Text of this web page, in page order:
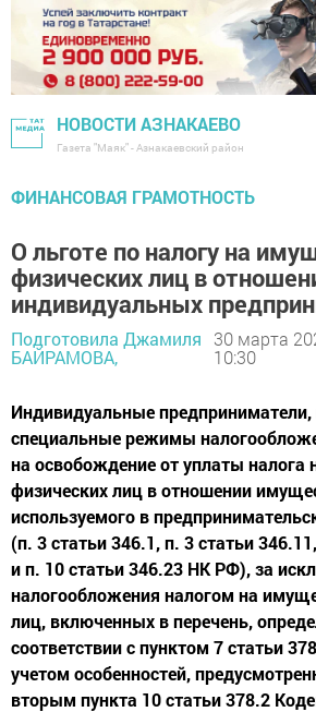
НОВОСТИ АЗНАКАЕВО
Газета "Маяк" - Азнакаевский район
ФИНАНСОВАЯ ГРАМОТНОСТЬ
О льготе по налогу на
физических лиц в
индивидуальных
Подготовила Джамиля
БАЙРАМОВА,
30 марта
10:30
Индивидуальные
специальные режимы
на освобождение от уплаты налога
физических лиц в отношении
используемого в
(п. 3 статьи 346.1, п. 3 статьи
и п. 10 статьи 346.23 НК РФ), за
налогообложения налогом на
лиц, включенных в перечень,
соответствии с пунктом 7 статьи
учетом особенностей,
вторым пункта 10 статьи 378.2